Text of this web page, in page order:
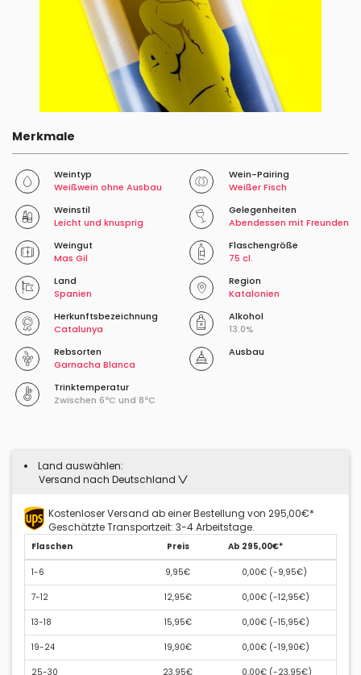
Merkmale
Weintyp
Weißwein ohne Ausbau
Wein-Pairing
Weißer Fisch
Weinstil
Leicht und knusprig
Gelegenheiten
Abendessen mit Freunden
Weingut
Mas Gil
Flaschengröße
75 cl.
Land
Spanien
Region
Katalonien
Herkunftsbezeichnung
Catalunya
Alkohol
13.0%
Rebsorten
Garnacha Blanca
Trinktemperatur
Zwischen 6ºC und 8ºC
Ausbau
Land auswählen:
Versand nach Deutschland
Kostenloser Versand ab einer Bestellung von 295,00€*
Geschätzte Transportzeit: 3-4 Arbeitstage.
Flaschen Preis Ab 295,00€*
1-6 9,95€ 0,00€ (-9,95€)
7-12 12,95€ 0,00€ (-12,95€)
13-18 15,95€ 0,00€ (-15,95€)
19-24 19,90€ 0,00€ (-19,90€)
25-30 23,95€ 0,00€ (-23,95€)